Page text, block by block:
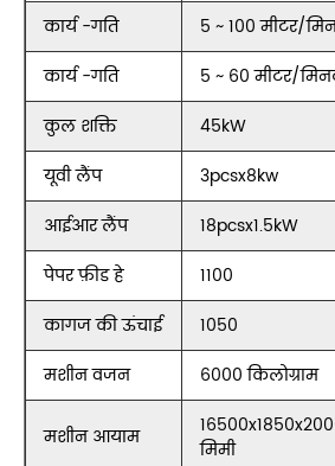
कार्य -गति
5 ~ 100 मीटर/
कार्य -गति
5 ~ 60 मीटर/
कुल शक्ति
45kW
यूवी लैंप
3pcsx8kw
आईआर लैंप
18pcsx1.5kW
पेपर फ़ीड हे
1100
कागज की ऊंचाई
1050
मशीन वजन
6000 किलोग्राम
मशीन आयाम
मिमी